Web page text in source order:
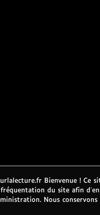
Bienvenue ! Ce
du site afin d’en
Nous conservons